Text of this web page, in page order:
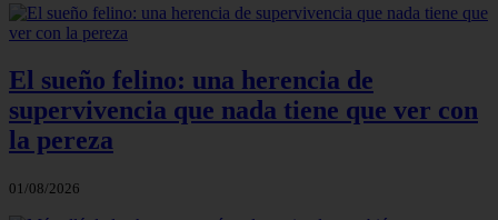
El sueño felino: una herencia de
supervivencia que nada tiene que ver con
la pereza
01/08/2026